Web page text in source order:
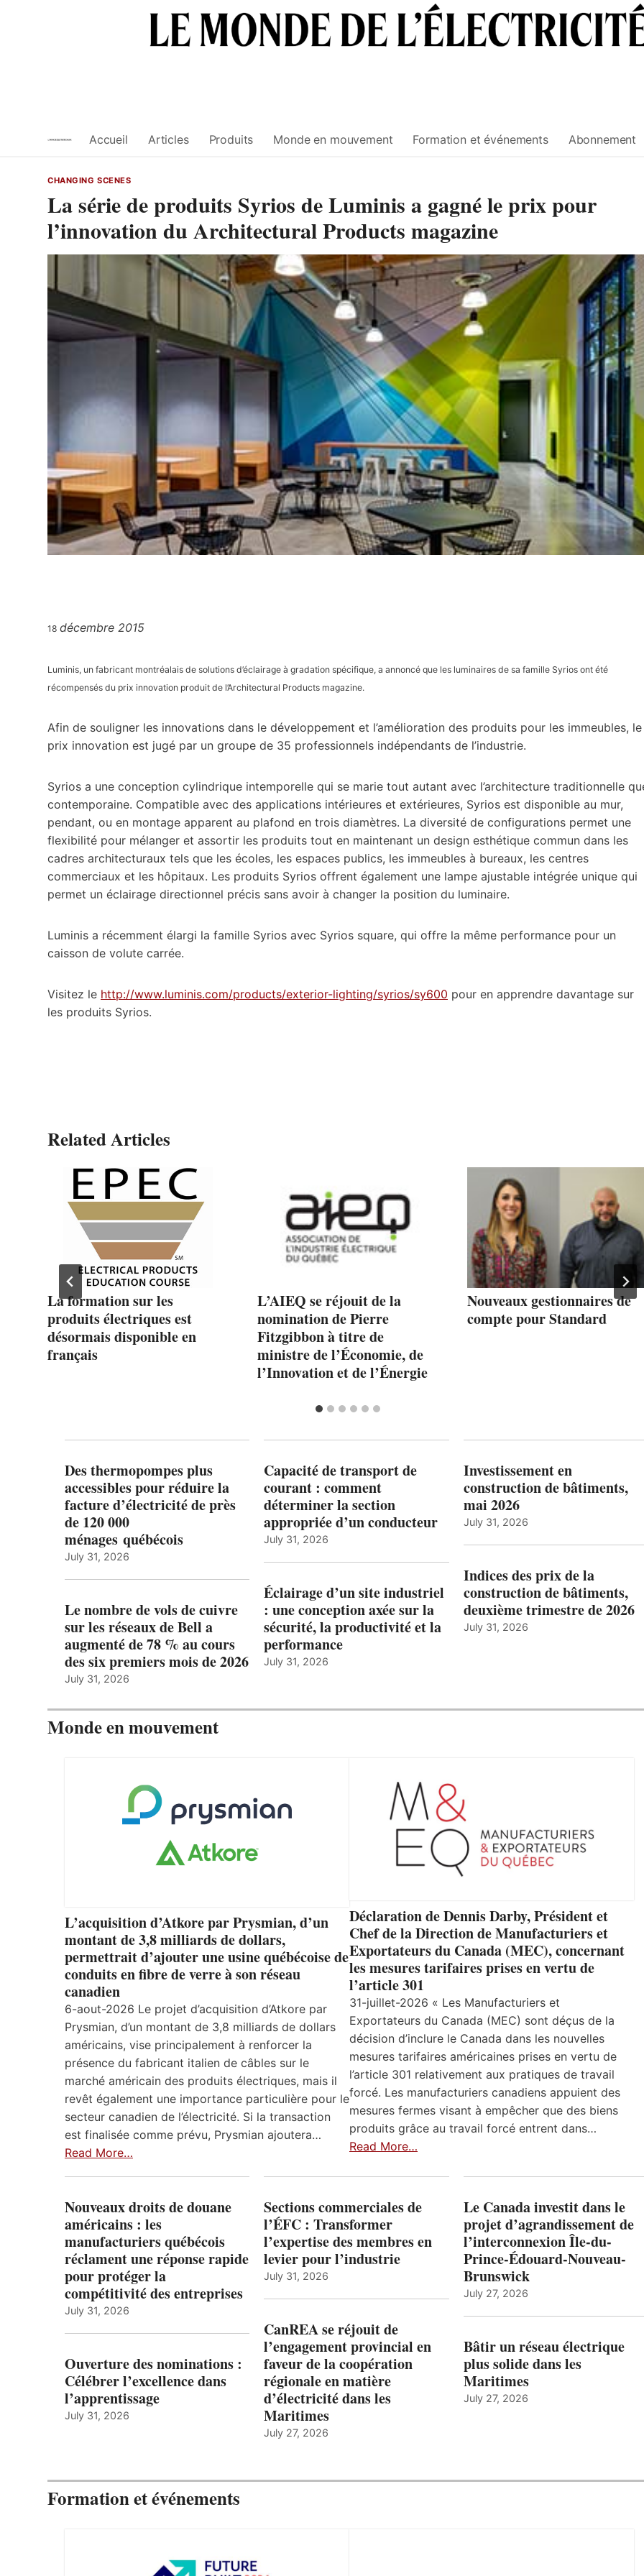
Accueil Articles Produits Monde en mouvement Formation et événements Abonnement
CHANGING SCENES
La série de produits Syrios de Luminis a gagné le prix pour
l’innovation du Architectural Products magazine
18 décembre 2015
Luminis, un fabricant montréalais de solutions d’éclairage à gradation spécifique, a annoncé que les luminaires de sa famille Syrios ont été
récompensés du prix innovation produit de l’Architectural Products magazine.
Afin de souligner les innovations dans le développement et l’amélioration des produits pour les immeubles, le
prix innovation est jugé par un groupe de 35 professionnels indépendants de l’industrie.
Syrios a une conception cylindrique intemporelle qui se marie tout autant avec l’architecture traditionnelle
contemporaine. Compatible avec des applications intérieures et extérieures, Syrios est disponible au mur,
pendant, ou en montage apparent au plafond en trois diamètres. La diversité de configurations permet une
flexibilité pour mélanger et assortir les produits tout en maintenant un design esthétique commun dans les
cadres architecturaux tels que les écoles, les espaces publics, les immeubles à bureaux, les centres
commerciaux et les hôpitaux. Les produits Syrios offrent également une lampe ajustable intégrée unique qui
permet un éclairage directionnel précis sans avoir à changer la position du luminaire.
Luminis a récemment élargi la famille Syrios avec Syrios square, qui offre la même performance pour un
caisson de volute carrée.
Visitez le http://www.luminis.com/products/exterior-lighting/syrios/sy600 pour en apprendre davantage sur
les produits Syrios.
Related Articles
La formation sur les
produits électriques est
désormais disponible en
français
L’AIEQ se réjouit de la
nomination de Pierre
Fitzgibbon à titre de
ministre de l’Économie, de
l’Innovation et de l’Énergie
Nouveaux gestionnaires de
compte pour Standard
Des thermopompes plus
accessibles pour réduire la
facture d’électricité de près
de 120 000
ménages québécois
July 31, 2026
Le nombre de vols de cuivre
sur les réseaux de Bell a
augmenté de 78 % au cours
des six premiers mois de 2026
July 31, 2026
Capacité de transport de
courant : comment
déterminer la section
appropriée d’un conducteur
July 31, 2026
Éclairage d’un site industriel
: une conception axée sur la
sécurité, la productivité et la
performance
July 31, 2026
Investissement en
construction de bâtiments,
mai 2026
July 31, 2026
Indices des prix de la
construction de bâtiments,
deuxième trimestre de 2026
July 31, 2026
Monde en mouvement
L’acquisition d’Atkore par Prysmian, d’un
montant de 3,8 milliards de dollars,
permettrait d’ajouter une usine québécoise de
conduits en fibre de verre à son réseau
canadien
6-aout-2026 Le projet d’acquisition d’Atkore par
Prysmian, d’un montant de 3,8 milliards de dollars
américains, vise principalement à renforcer la
présence du fabricant italien de câbles sur le
marché américain des produits électriques, mais il
revêt également une importance particulière pour le
secteur canadien de l’électricité. Si la transaction
est finalisée comme prévu, Prysmian ajoutera…
Read More…
Déclaration de Dennis Darby, Président et
Chef de la Direction de Manufacturiers et
Exportateurs du Canada (MEC), concernant
les mesures tarifaires prises en vertu de
l’article 301
31-juillet-2026 « Les Manufacturiers et
Exportateurs du Canada (MEC) sont déçus de la
décision d’inclure le Canada dans les nouvelles
mesures tarifaires américaines prises en vertu de
l’article 301 relativement aux pratiques de travail
forcé. Les manufacturiers canadiens appuient des
mesures fermes visant à empêcher que des biens
produits grâce au travail forcé entrent dans…
Read More…
Nouveaux droits de douane
américains : les
manufacturiers québécois
réclament une réponse rapide
pour protéger la
compétitivité des entreprises
July 31, 2026
Ouverture des nominations :
Célébrer l’excellence dans
l’apprentissage
July 31, 2026
Sections commerciales de
l’ÉFC : Transformer
l’expertise des membres en
levier pour l’industrie
July 31, 2026
CanREA se réjouit de
l’engagement provincial en
faveur de la coopération
régionale en matière
d’électricité dans les
Maritimes
July 27, 2026
Le Canada investit dans le
projet d’agrandissement de
l’interconnexion Île-du-
Prince-Édouard-Nouveau-
Brunswick
July 27, 2026
Bâtir un réseau électrique
plus solide dans les
Maritimes
July 27, 2026
Formation et événements